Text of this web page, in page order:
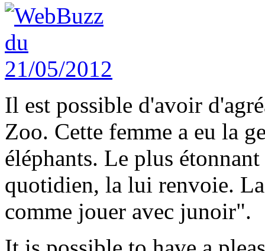
Il est possible d'avoir
Zoo. Cette femme a eu la
éléphants. Le plus
quotidien, la lui renvoie.
comme jouer avec junoir".